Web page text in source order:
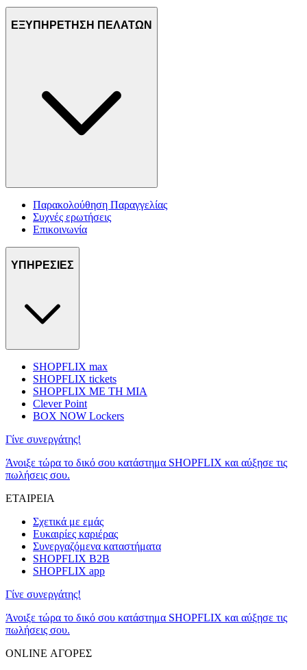
ΕΞΥΠΗΡΕΤΗΣΗ ΠΕΛΑΤΩΝ
Παρακολούθηση Παραγγελίας
Συχνές ερωτήσεις
Επικοινωνία
ΥΠΗΡΕΣΙΕΣ
SHOPFLIX max
SHOPFLIX tickets
SHOPFLIX ΜΕ ΤΗ ΜΙΑ
Clever Point
BOX NOW Lockers
Γίνε συνεργάτης!
Άνοιξε τώρα το δικό σου κατάστημα SHOPFLIX και αύξησε τις
πωλήσεις σου.
ΕΤΑΙΡΕΙΑ
Σχετικά με εμάς
Ευκαιρίες καριέρας
Συνεργαζόμενα καταστήματα
SHOPFLIX B2B
SHOPFLIX app
Γίνε συνεργάτης!
Άνοιξε τώρα το δικό σου κατάστημα SHOPFLIX και αύξησε τις
πωλήσεις σου.
ONLINE ΑΓΟΡΕΣ